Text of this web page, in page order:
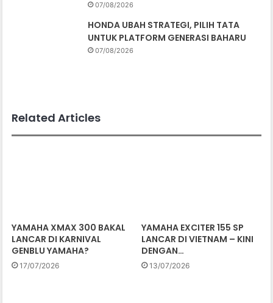
07/08/2026
HONDA UBAH STRATEGI, PILIH TATA
UNTUK PLATFORM GENERASI BAHARU
07/08/2026
Related Articles
YAMAHA XMAX 300 BAKAL
LANCAR DI KARNIVAL
GENBLU YAMAHA?
17/07/2026
YAMAHA EXCITER 155 SP
LANCAR DI VIETNAM – KINI
DENGAN…
13/07/2026